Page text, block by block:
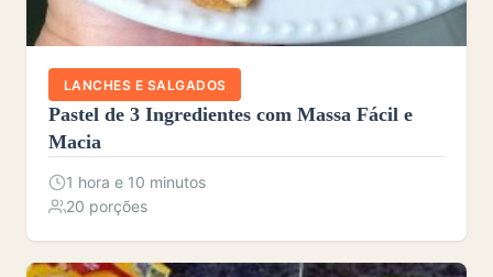
LANCHES E SALGADOS
Pastel de 3 Ingredientes com Massa Fácil e
Macia
1 hora e 10 minutos
20 porções